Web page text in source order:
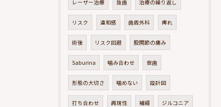
レーザー治療 抜歯 治療の繰り返し
リスク 違和感 歯周外科 痺れ
術後 リスク回避 股関節の痛み
Saburina 噛み合わせ 仮歯
形態の大切さ 噛めない 設計図
打ち合わせ 再現性 補綴 ジルコニア